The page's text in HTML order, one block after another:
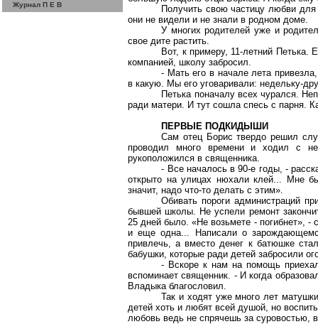
Журнал П Е В
Получить свою частицу любви
они не видели и не знали в родном доме.
У многих родителей уже и
свое дите растить.
Вот, к примеру, 11-летний Петька.
компанией, школу забросил.
- Мать его в начале лета
в какую. Мы его уговаривали: недельку-
Петька поначалу всех чурался.
ради матери. И тут сошла спесь с парня.
ПЕРВЫЕ ПОДКИДЫШИ
Сам отец Борис твердо решил
проводил много времени и ходил с
рукоположился в священника.
- Все началось в 90-е годы, -
открыто на улицах нюхали клей... Мне
значит, надо что-то делать с этим».
Обивать пороги администраций
бывшей школы. Не успели ремонт
25 дней было. «Не возьмете - погибнет»,
и еще одна... Написали о
привлечь, а вместо денег к батюшке
бабушки, которые ради детей забросили
- Вскоре к нам на помощь
вспоминает священник. - И когда
Владыка благословил.
Так и ходят уже много лет
детей хоть и любят всей душой, но
любовь ведь не спрячешь за суровостью,